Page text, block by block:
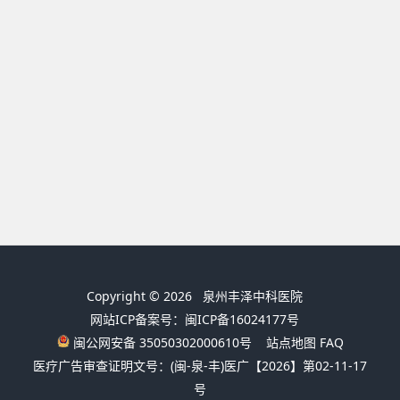
Copyright © 2026 泉州丰泽中科医院
网站ICP备案号：闽ICP备16024177号
闽公网安备 35050302000610号
站点地图 FAQ
医疗广告审查证明文号：(闽-泉-丰)医广【2026】第02-11-17
号